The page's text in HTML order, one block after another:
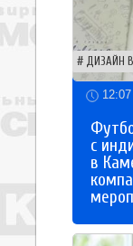
ДИЗАЙН
с
в